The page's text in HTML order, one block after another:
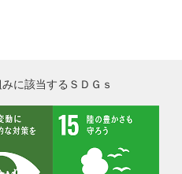
に該当するＳＤＧｓ